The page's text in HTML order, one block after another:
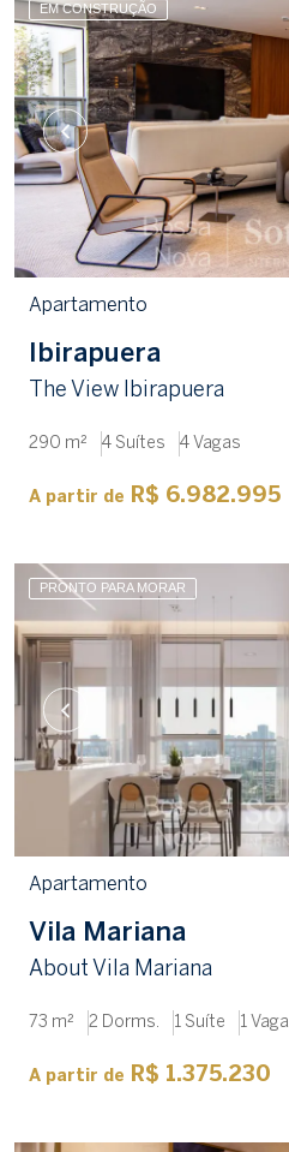
EM CONSTRUÇÃO
Apartamento
Ibirapuera
The View Ibirapuera
290 m² 4 Suítes 4 Vagas
A partir de R$ 6.982.995
PRONTO PARA MORAR
Apartamento
Vila Mariana
About Vila Mariana
73 m² 2 Dorms. 1 Suíte 1 Vaga
A partir de R$ 1.375.230